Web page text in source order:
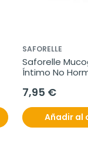
SAFORELLE
Saforelle
Íntimo No
7,95 €
Añadir al